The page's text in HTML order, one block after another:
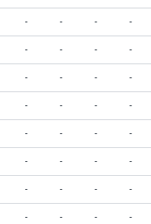
- - - -
- - - -
- - - -
- - - -
- - - -
- - - -
- - - -
- - - -